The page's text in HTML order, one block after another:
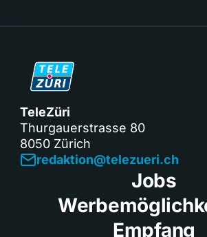
TeleZüri
Thurgauerstrasse 80
8050 Zürich
redaktion@telezueri.ch
Jobs
Empfang